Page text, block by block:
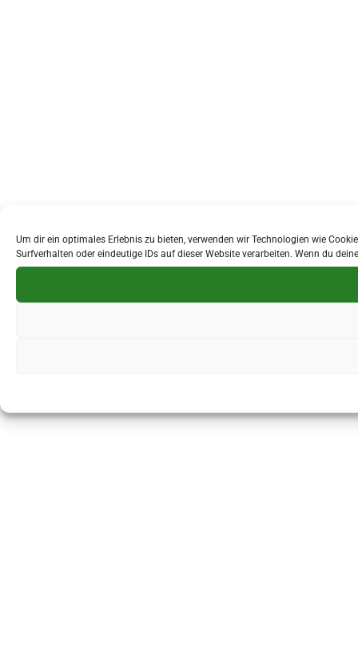
Um dir ein optimales Erlebnis zu bieten, verwenden wir Technologien wie
Surfverhalten oder eindeutige IDs auf dieser Website verarbeiten. Wenn du